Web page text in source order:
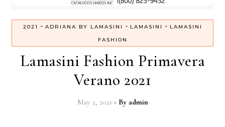
2021 - ADRIANA BY LAMASINI - LAMASINI - LAMASINI
FASHION
Lamasini Fashion Primavera
Verano 2021
May 2, 2021 - By admin